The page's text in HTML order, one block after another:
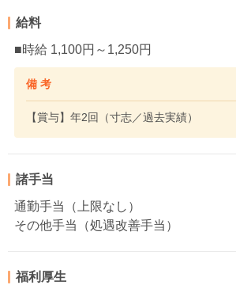
給料
■時給 1,100円～1,250円
備 考
【賞与】年2回（寸志／過去実績）
諸手当
通勤手当（上限なし）
その他手当（処遇改善手当）
福利厚生